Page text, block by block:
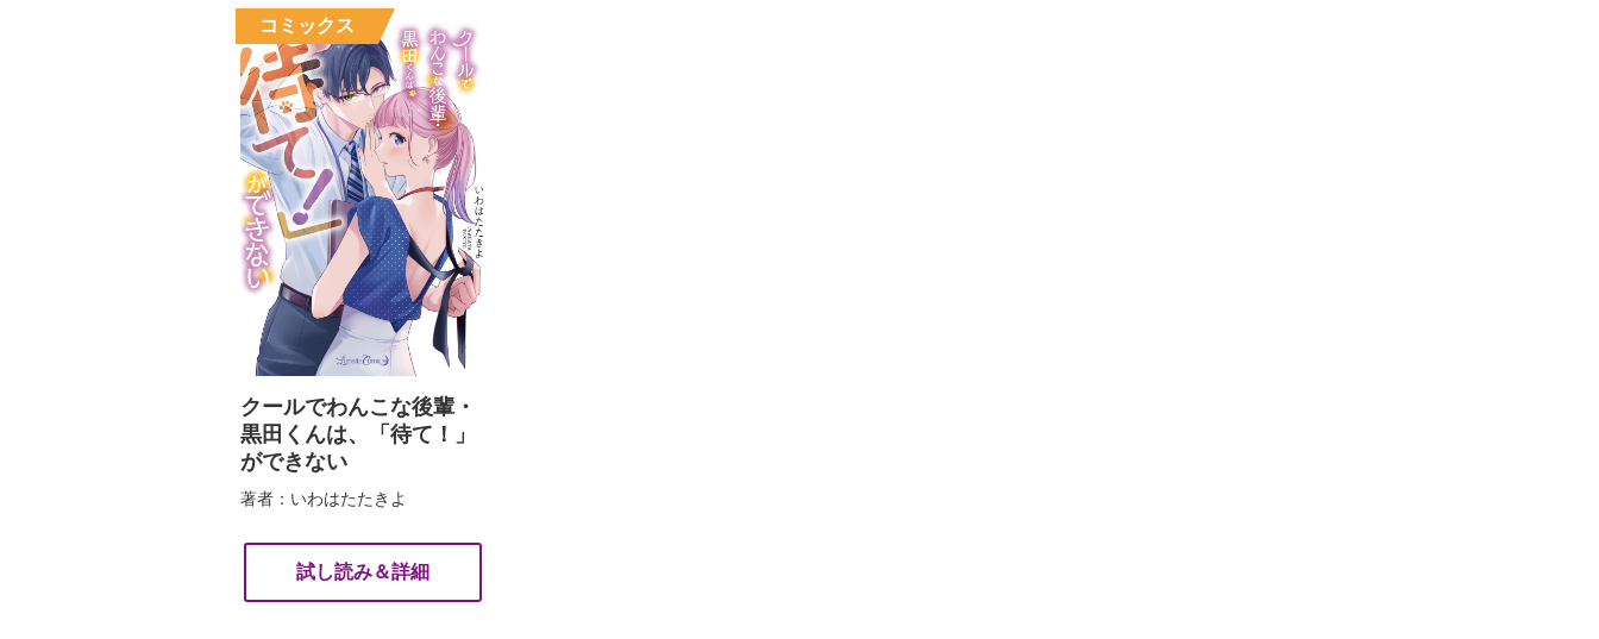
クールでわんこな後輩・
黒田くんは、「待て！」
ができない
著者：いわはたたきよ
試し読み＆詳細